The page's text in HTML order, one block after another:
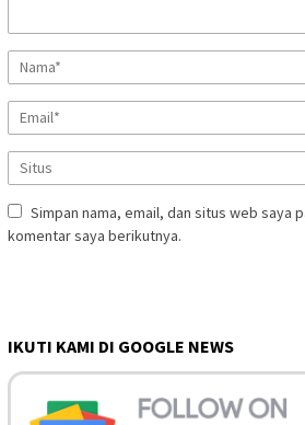
Simpan nama, email, dan situs web saya
komentar saya berikutnya.
IKUTI KAMI DI GOOGLE NEWS